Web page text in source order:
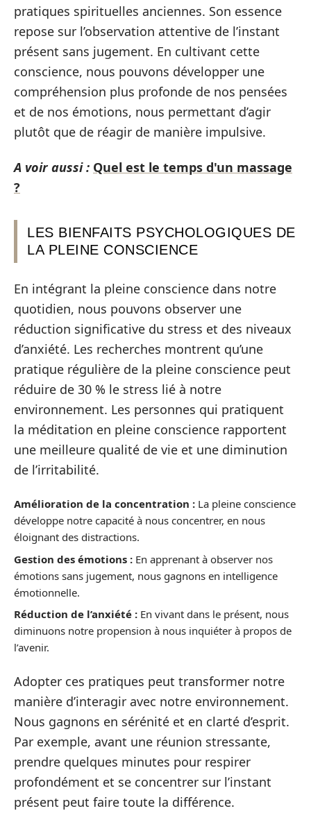
pratiques spirituelles anciennes. Son essence
repose sur l’observation attentive de l’instant
présent sans jugement. En cultivant cette
conscience, nous pouvons développer une
compréhension plus profonde de nos pensées
et de nos émotions, nous permettant d’agir
plutôt que de réagir de manière impulsive.
A voir aussi : Quel est le temps d'un massage
?
LES BIENFAITS PSYCHOLOGIQUES DE
LA PLEINE CONSCIENCE
En intégrant la pleine conscience dans notre
quotidien, nous pouvons observer une
réduction significative du stress et des niveaux
d’anxiété. Les recherches montrent qu’une
pratique régulière de la pleine conscience peut
réduire de 30 % le stress lié à notre
environnement. Les personnes qui pratiquent
la méditation en pleine conscience rapportent
une meilleure qualité de vie et une diminution
de l’irritabilité.
Amélioration de la concentration : La pleine conscience
développe notre capacité à nous concentrer, en nous
éloignant des distractions.
Gestion des émotions : En apprenant à observer nos
émotions sans jugement, nous gagnons en intelligence
émotionnelle.
Réduction de l’anxiété : En vivant dans le présent, nous
diminuons notre propension à nous inquiéter à propos de
l’avenir.
Adopter ces pratiques peut transformer notre
manière d’interagir avec notre environnement.
Nous gagnons en sérénité et en clarté d’esprit.
Par exemple, avant une réunion stressante,
prendre quelques minutes pour respirer
profondément et se concentrer sur l’instant
présent peut faire toute la différence.